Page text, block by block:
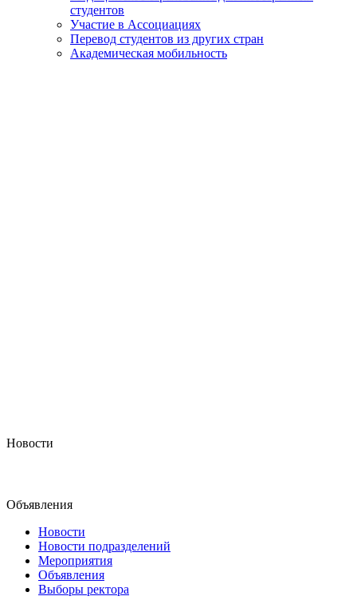
студентов
Участие в Ассоциациях
Перевод студентов из других стран
Академическая мобильность
Новости
Объявления
Новости
Новости подразделений
Мероприятия
Объявления
Выборы ректора